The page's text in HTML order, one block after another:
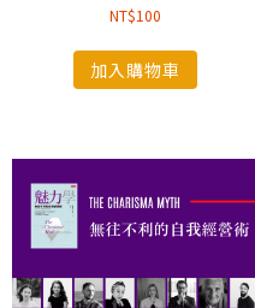
NT$100
加入購物車